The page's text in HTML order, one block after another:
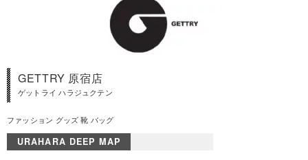
GETTRY 原宿店
ゲットライ ハラジュクテン
ファッション グッズ 靴 バッグ
URAHARA DEEP MAP